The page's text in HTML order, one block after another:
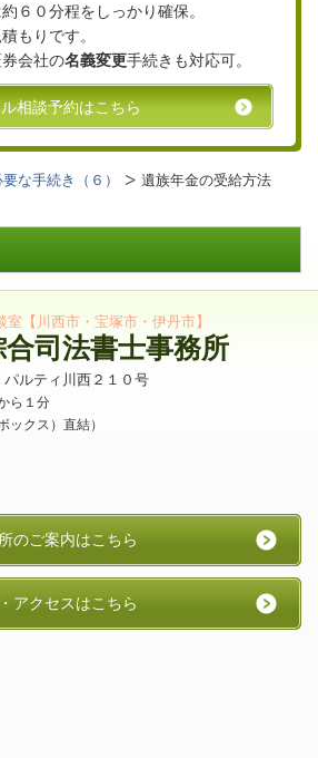
６０分程をしっかり確保。
積もりです。
会社の名義変更手続きも対応可。
相談予約はこちら
な手続き（６） 遺族年金の受給方法
【川西市・宝塚市・伊丹市】
司法書士事務所
ルティ川西２１０号
ら１分
ックス）直結）
のご案内はこちら
アクセスはこちら